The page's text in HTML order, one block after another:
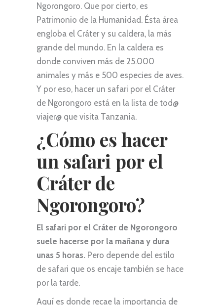
Ngorongoro. Que por cierto, es
Patrimonio de la Humanidad. Ésta área
engloba el Cráter y su caldera, la más
grande del mundo. En la caldera es
donde conviven más de 25.000
animales y más e 500 especies de aves.
Y por eso, hacer un safari por el Cráter
de Ngorongoro está en la lista de tod@
viajer@ que visita Tanzania.
¿Cómo es hacer
un safari por el
Cráter de
Ngorongoro?
El safari por el Cráter de Ngorongoro
suele hacerse por la mañana y dura
unas 5 horas. Pero depende del estilo
de safari que os encaje también se hace
por la tarde.
Aquí es donde recae la importancia de